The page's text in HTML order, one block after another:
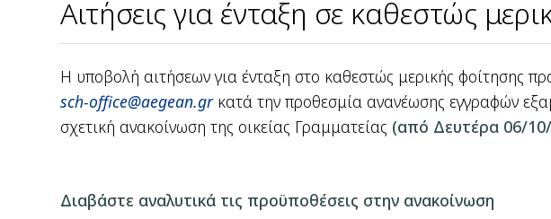
Αιτήσεις για ένταξη σε καθεστώς
Η υποβολή αιτήσεων για ένταξη στο καθεστώς μερικής φοίτησης
sch-office@aegean.grκατά την προθεσμία ανανέωσης εγγραφών
σχετική ανακοίνωση της οικείας Γραμματείας (από Δευτέρα 06/
Διαβάστε αναλυτικά τις προϋποθέσεις στην ανακοίνωση